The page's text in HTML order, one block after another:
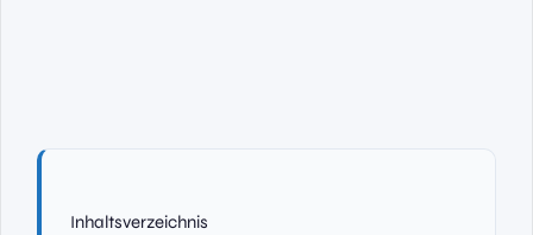
Inhaltsverzeichnis